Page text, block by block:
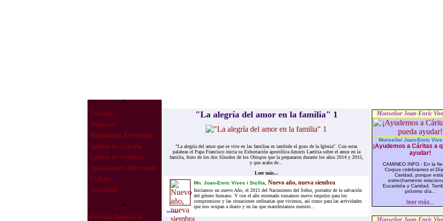
Portada
Vaticano
Realidades Eclesiales
Iglesia en España
Iglesia en América
Iglesia resto del mundo
Cultura
Sociedad
· Homilia Dominical
"La alegría del amor en la familia" 1
"La alegría del amor que se vive en las familias es también el gozo de la Iglesia". Con estas
palabras el Papa Francisco inicia su Exhortación apostólica Amoris Laetitia sobre el amor en la
familia, fruto de los dos Sínodos de los Obispos que la prepararon durante los años 2014 y 2015,
y que acaba de...
Leer más...
Mn. Joan-Enric Vives i Sicília, Nuevo año, nueva siembra
Iniciamos un nuevo Año, el 2015 del Nacimiento del Señor, portador de la salvación
del género humano. Y con el año estrenado tomamos nuevo impulso para los
compromisos y las situaciones ordinarias que vivimos, así como para las actividades
que nos ocupan a diario y en las que manifestamos nuestro...
leer mas...
Monseñor Joan-Enric
Monseñor Joan-Enric
¡Ayudemos a Cáritas a
ayudar!
CAMINEO.INFO.- En la
Corpus celebramos el
Caridad, porque
estrechamente
Eucaristía y Caridad.
próximo día...
leer más...
Monseñor Joan-Enric